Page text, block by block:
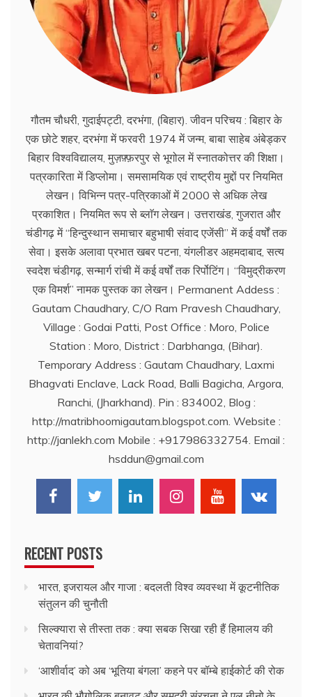
गौतम चौधरी, गुदाईपट्टी, दरभंगा, (बिहार). जीवन परिचय : बिहार के
एक छोटे शहर, दरभंगा में फरवरी 1974 में जन्म, बाबा साहेब अंबेड्कर
बिहार विश्वविद्यालय, मुज़फ़्फ़रपुर से भूगोल में स्नातकोत्तर की शिक्षा।
पत्रकारिता में डिप्लोमा। समसामयिक एवं राष्ट्रीय मुद्दों पर नियमित
लेखन। विभिन्न पत्र-पत्रिकाओं में 2000 से अधिक लेख
प्रकाशित। नियमित रूप से ब्लाॅग लेखन। उत्तराखंड, गुजरात और
चंडीगढ़ में ‘‘हिन्दुस्थान समाचार बहुभाषी संवाद एजेंसी’’ में कई वर्षों तक
सेवा। इसके अलावा प्रभात खबर पटना, यंगलीडर अहमदाबाद, सत्य
स्वदेश चंडीगढ़, सन्मार्ग रांची में कई वर्षों तक रिर्पोटिंग। ‘‘विमुद्रीकरण
एक विमर्श’’ नामक पुस्तक का लेखन। Permanent Addess :
Gautam Chaudhary, C/O Ram Pravesh Chaudhary,
Village : Godai Patti, Post Office : Moro, Police
Station : Moro, District : Darbhanga, (Bihar).
Temporary Address : Gautam Chaudhary, Laxmi
Bhagvati Enclave, Lack Road, Balli Bagicha, Argora,
Ranchi, (Jharkhand). Pin : 834002, Blog :
http://matribhoomigautam.blogspot.com. Website :
http://janlekh.com Mobile : +917986332754. Email :
hsddun@gmail.com
RECENT POSTS
भारत, इजरायल और गाजा : बदलती विश्व व्यवस्था में कूटनीतिक
संतुलन की चुनौती
सिल्क्यारा से तीस्ता तक : क्या सबक सिखा रही हैं हिमालय की
चेतावनियां?
‘आशीर्वाद’ को अब ‘भूतिया बंगला’ कहने पर बॉम्बे हाईकोर्ट की रोक